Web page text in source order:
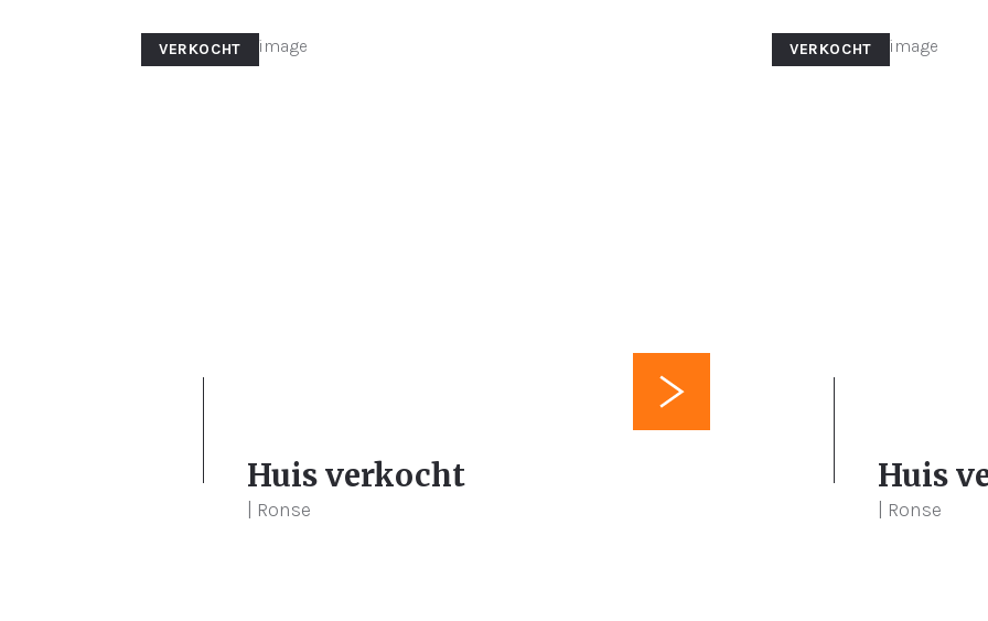
3 130 m² 200 m²
VERKOCHT
Huis verkocht
| Ronse
3
VERKOCHT
Huis
| Ronse